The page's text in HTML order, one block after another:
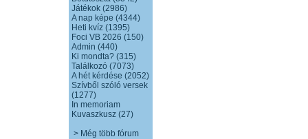
Játékok (2986)
A nap képe (4344)
Heti kvíz (1395)
Foci VB 2026 (150)
Admin (440)
Ki mondta? (315)
Találkozó (7073)
A hét kérdése (2052)
Szívből szóló versek
(1277)
In memoriam
Kuvaszkusz (27)
> Még több fórum